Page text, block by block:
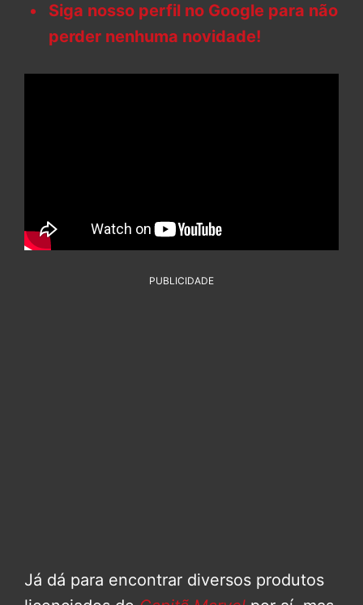
Siga nosso perfil no Google para não
perder nenhuma novidade!
PUBLICIDADE
Já dá para encontrar diversos produtos